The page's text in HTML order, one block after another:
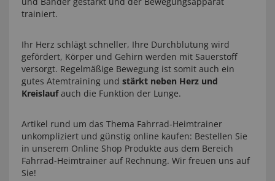
trainiert.
Ihr Herz schlägt schneller, Ihre Durchblutung wird
gefördert, Körper und Gehirn werden mit Sauerstoff
versorgt. Regelmäßige Bewegung ist somit auch ein
gutes Atemtraining und stärkt neben Herz und
Kreislaufauch die Funktion der Lunge.
Artikel rund um das Thema Fahrrad-Heimtrainer
unkompliziert und günstig online kaufen: Bestellen Sie
in unserem Online Shop Produkte aus dem Bereich
Fahrrad-Heimtrainer auf Rechnung. Wir freuen uns auf
Sie!